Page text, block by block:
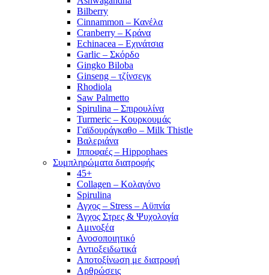
Bilberry
Cinnammon – Κανέλα
Cranberry – Κράνα
Echinacea – Εχινάτσια
Garlic – Σκόρδο
Gingko Biloba
Ginseng – τζίνσεγκ
Rhodiola
Saw Palmetto
Spirulina – Σπιρουλίνα
Turmeric – Κουρκουμάς
Γαϊδουράγκαθο – Milk Thistle
Βαλεριάνα
Ιπποφαές – Hippophaes
Συμπληρώματα διατροφής
45+
Collagen – Κολαγόνο
Spirulina
Αγχος – Stress – Αϋπνία
Άγχος Στρες & Ψυχολογία
Αμινοξέα
Ανοσοποιητικό
Αντιοξειδωτικά
Αποτοξίνωση με διατροφή
Αρθρώσεις